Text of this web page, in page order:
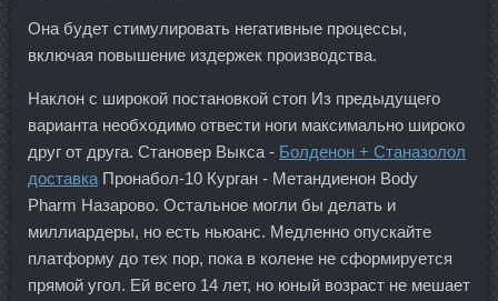
Она будет стимулировать негативные процессы,
включая повышение издержек производства.
Наклон с широкой постановкой стоп Из предыдущего
варианта необходимо отвести ноги максимально широко
друг от друга. Становер Выкса - Болденон + Станазолол
доставка Пронабол-10 Курган - Метандиенон Body
Pharm Назарово. Остальное могли бы делать и
миллиардеры, но есть ньюанс. Медленно опускайте
платформу до тех пор, пока в колене не сформируется
прямой угол. Ей всего 14 лет, но юный возраст не мешает